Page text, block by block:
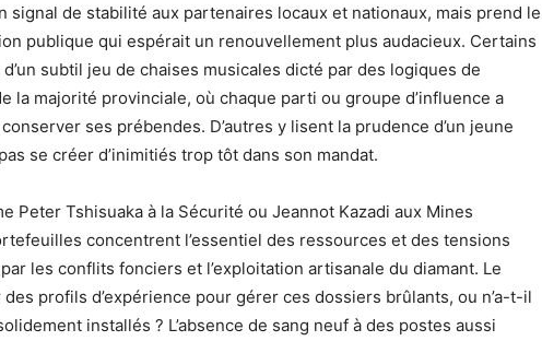
signal de stabilité aux partenaires locaux et nationaux, mais prend le
publique qui espérait un renouvellement plus audacieux. Certains
subtil jeu de chaises musicales dicté par des logiques de
la majorité provinciale, où chaque parti ou groupe d’influence a
ses prébendes. D’autres y lisent la prudence d’un jeune
se créer d’inimitiés trop tôt dans son mandat.
Peter Tshisuaka à la Sécurité ou Jeannot Kazadi aux Mines
concentrent l’essentiel des ressources et des tensions
les conflits fonciers et l’exploitation artisanale du diamant. Le
profils d’expérience pour gérer ces dossiers brûlants, ou n’a-t-il
installés ? L’absence de sang neuf à des postes aussi